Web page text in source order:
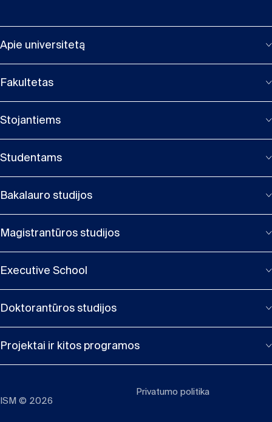
Apie universitetą
Fakultetas
Stojantiems
Studentams
Bakalauro studijos
Magistrantūros studijos
Executive School
Doktorantūros studijos
Projektai ir kitos programos
ISM © 2026
Privatumo politika